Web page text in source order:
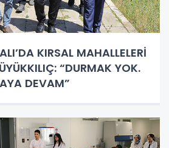
KIRSAL MAHALLELERİ
“DURMAK YOK.
DEVAM”